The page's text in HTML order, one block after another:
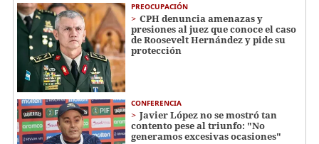
PREOCUPACIÓN
CPH denuncia amenazas y
presiones al juez que conoce el caso
de Roosevelt Hernández y pide su
protección
CONFERENCIA
Javier López no se mostró tan
contento pese al triunfo: "No
generamos excesivas ocasiones"